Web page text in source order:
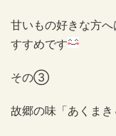
甘いもの好きな方
すすめです
その③
故郷の味「あくまき